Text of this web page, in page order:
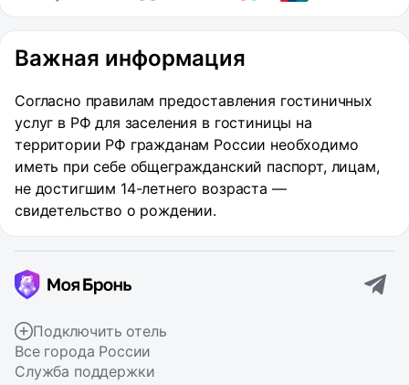
Важная информация
Согласно правилам предоставления гостиничных
услуг в РФ для заселения в гостиницы на
территории РФ гражданам России необходимо
иметь при себе общегражданский паспорт, лицам,
не достигшим 14-летнего возраста —
свидетельство о рождении.
Подключить отель
Все города России
Служба поддержки